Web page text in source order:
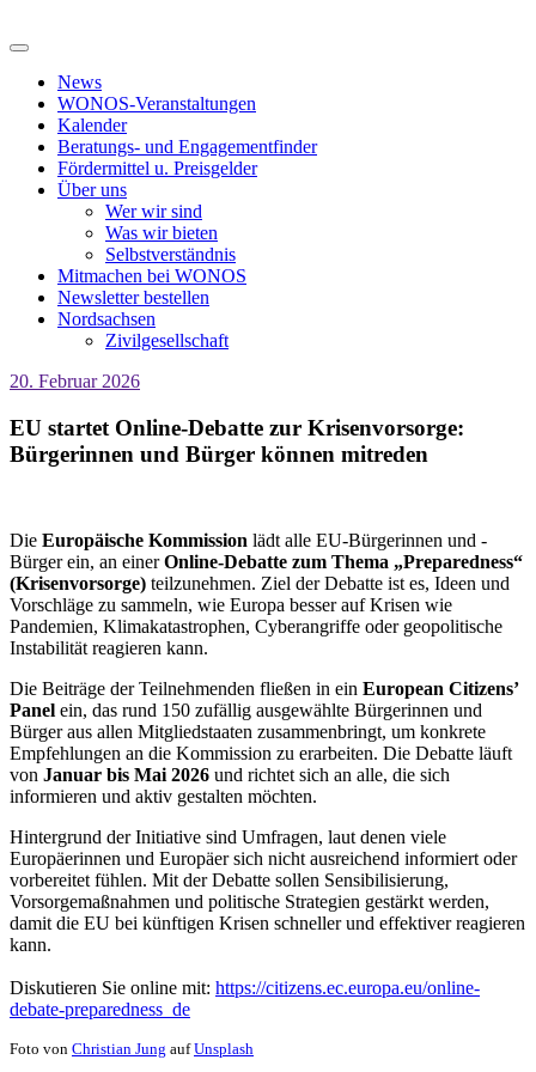
News
WONOS-Veranstaltungen
Kalender
Beratungs- und Engagementfinder
Fördermittel u. Preisgelder
Über uns
Wer wir sind
Was wir bieten
Selbstverständnis
Mitmachen bei WONOS
Newsletter bestellen
Nordsachsen
Zivilgesellschaft
20. Februar 2026
EU startet Online-Debatte zur Krisenvorsorge:
Bürgerinnen und Bürger können mitreden
Die Europäische Kommission lädt alle EU-Bürgerinnen und -
Bürger ein, an einerOnline-Debatte zum Thema „Preparedness“
(Krisenvorsorge) teilzunehmen. Ziel der Debatte ist es, Ideen und
Vorschläge zu sammeln, wie Europa besser auf Krisen wie
Pandemien, Klimakatastrophen, Cyberangriffe oder geopolitische
Instabilität reagieren kann.
Die Beiträge der Teilnehmenden fließen in ein European Citizens’
Panel ein, das rund 150 zufällig ausgewählte Bürgerinnen und
Bürger aus allen Mitgliedstaaten zusammenbringt, um konkrete
Empfehlungen an die Kommission zu erarbeiten. Die Debatte läuft
von Januar bis Mai 2026 und richtet sich an alle, die sich
informieren und aktiv gestalten möchten.
Hintergrund der Initiative sind Umfragen, laut denen viele
Europäerinnen und Europäer sich nicht ausreichend informiert oder
vorbereitet fühlen. Mit der Debatte sollen Sensibilisierung,
Vorsorgemaßnahmen und politische Strategien gestärkt werden,
damit die EU bei künftigen Krisen schneller und effektiver reagieren
kann.
Diskutieren Sie online mit: https://citizens.ec.europa.eu/online-
debate-preparedness_de
Foto von Christian Jung aufUnsplash